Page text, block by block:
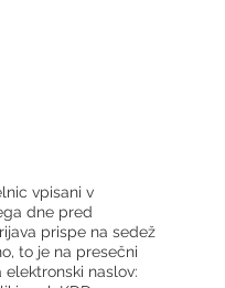
vpisani v
dne pred
prispe na sedež
to je na presečni
elektronski naslov: